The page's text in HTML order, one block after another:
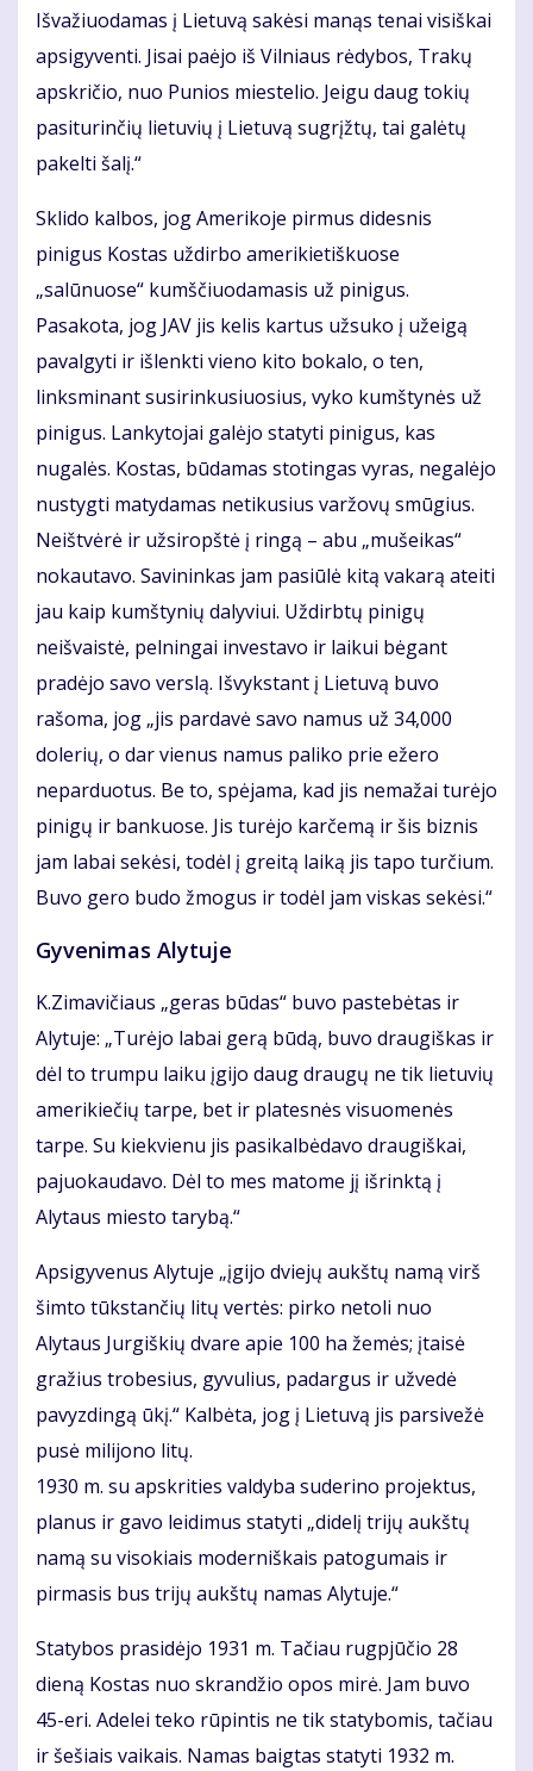
Išvažiuodamas į Lietuvą sakėsi manąs tenai visiškai
apsigyventi. Jisai paėjo iš Vilniaus rėdybos, Trakų
apskričio, nuo Punios miestelio. Jeigu daug tokių
pasiturinčių lietuvių į Lietuvą sugrįžtų, tai galėtų
pakelti šalį.“
Sklido kalbos, jog Amerikoje pirmus didesnis
pinigus Kostas uždirbo amerikietiškuose
„salūnuose“ kumščiuodamasis už pinigus.
Pasakota, jog JAV jis kelis kartus užsuko į užeigą
pavalgyti ir išlenkti vieno kito bokalo, o ten,
linksminant susirinkusiuosius, vyko kumštynės už
pinigus. Lankytojai galėjo statyti pinigus, kas
nugalės. Kostas, būdamas stotingas vyras, negalėjo
nustygti matydamas netikusius varžovų smūgius.
Neištvėrė ir užsiropštė į ringą – abu „mušeikas“
nokautavo. Savininkas jam pasiūlė kitą vakarą ateiti
jau kaip kumštynių dalyviui. Uždirbtų pinigų
neišvaistė, pelningai investavo ir laikui bėgant
pradėjo savo verslą. Išvykstant į Lietuvą buvo
rašoma, jog „jis pardavė savo namus už 34,000
dolerių, o dar vienus namus paliko prie ežero
neparduotus. Be to, spėjama, kad jis nemažai turėjo
pinigų ir bankuose. Jis turėjo karčemą ir šis biznis
jam labai sekėsi, todėl į greitą laiką jis tapo turčium.
Buvo gero budo žmogus ir todėl jam viskas sekėsi.“
Gyvenimas Alytuje
K.Zimavičiaus „geras būdas“ buvo pastebėtas ir
Alytuje: „Turėjo labai gerą būdą, buvo draugiškas ir
dėl to trumpu laiku įgijo daug draugų ne tik lietuvių
amerikiečių tarpe, bet ir platesnės visuomenės
tarpe. Su kiekvienu jis pasikalbėdavo draugiškai,
pajuokaudavo. Dėl to mes matome jį išrinktą į
Alytaus miesto tarybą.“
Apsigyvenus Alytuje „įgijo dviejų aukštų namą virš
šimto tūkstančių litų vertės: pirko netoli nuo
Alytaus Jurgiškių dvare apie 100 ha žemės; įtaisė
gražius trobesius, gyvulius, padargus ir užvedė
pavyzdingą ūkį.“ Kalbėta, jog į Lietuvą jis parsivežė
pusė milijono litų.
1930 m. su apskrities valdyba suderino projektus,
planus ir gavo leidimus statyti „didelį trijų aukštų
namą su visokiais moderniškais patogumais ir
pirmasis bus trijų aukštų namas Alytuje.“
Statybos prasidėjo 1931 m. Tačiau rugpjūčio 28
dieną Kostas nuo skrandžio opos mirė. Jam buvo
45-eri. Adelei teko rūpintis ne tik statybomis, tačiau
ir šešiais vaikais. Namas baigtas statyti 1932 m.